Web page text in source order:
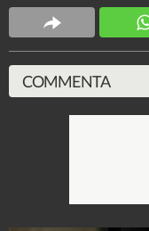
COMMENTA